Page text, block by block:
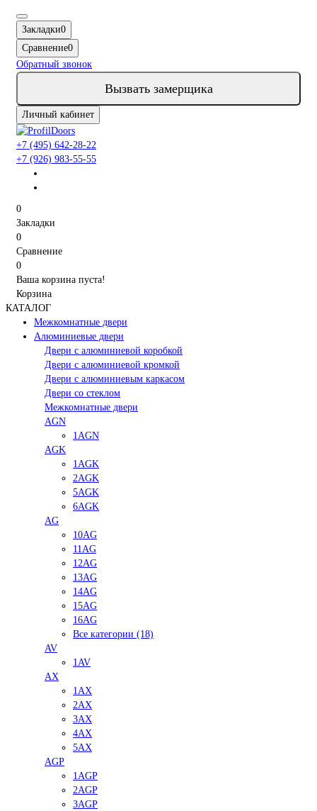
Закладки0
Сравнение0
Обратный звонок
Вызвать замерщика
Личный кабинет
+7 (495) 642-28-22
+7 (926) 983-55-55
0
Закладки
0
Сравнение
0
Ваша корзина пуста!
Корзина
КАТАЛОГ
Межкомнатные двери
Алюминиевые двери
Двери с алюминиевой коробкой
Двери с алюминиевой кромкой
Двери с алюминиевым каркасом
Двери со стеклом
Межкомнатные двери
AGN
1AGN
AGK
1AGK
2AGK
5AGK
6AGK
AG
10AG
11AG
12AG
13AG
14AG
15AG
16AG
Все категории (18)
AV
1AV
AX
1AX
2AX
3AX
4AX
5AX
AGP
1AGP
2AGP
3AGP